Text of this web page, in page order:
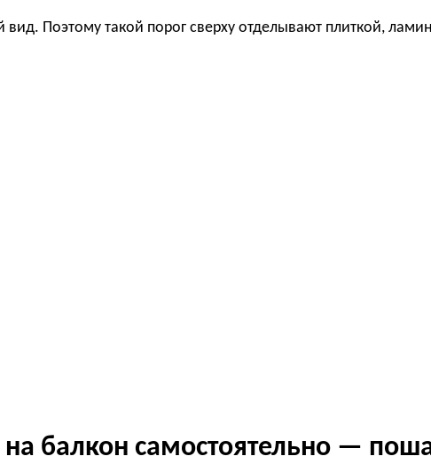
Поэтому такой порог сверху отделывают плиткой,
на балкон самостоятельно —